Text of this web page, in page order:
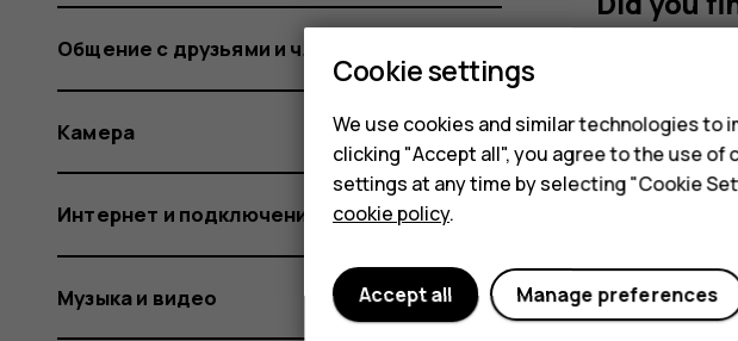
Общение с друзьями и членами семьи
Камера
Интернет и подключения
Музыка и видео
Cookie settings
We use cookies and similar technologies to
clicking "Accept all", you agree to the use of
settings at any time by selecting "Cookie
cookie policy.
Manage preferences
Accept all